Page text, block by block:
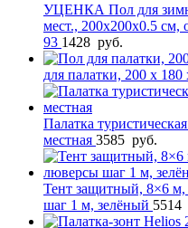
УЦЕНКА Пол для
мест., 200х200х0.5
93 1428 руб.
для палатки, 200 х
Палатка
местная 3585 руб.
Тент защитный, 8×6
шаг 1 м, зелёный 5514